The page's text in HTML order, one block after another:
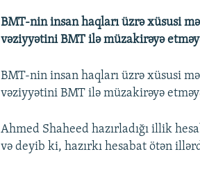
BMT-nin insan haqları üzrə xüsusi
vəziyyətini BMT ilə müzakirəyə
BMT-nin insan haqları üzrə xüsusi
vəziyyətini BMT ilə müzakirəyə
Ahmed Shaheed hazırladığı illik
və deyib ki, hazırkı hesabat ötən